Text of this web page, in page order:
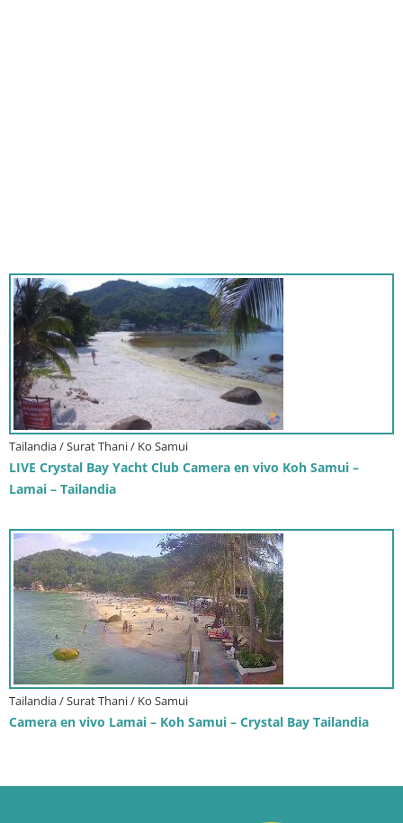
Tailandia / Surat Thani / Ko Samui
LIVE Crystal Bay Yacht Club Camera en vivo Koh Samui –
Lamai – Tailandia
Tailandia / Surat Thani / Ko Samui
Camera en vivo Lamai – Koh Samui – Crystal Bay Tailandia